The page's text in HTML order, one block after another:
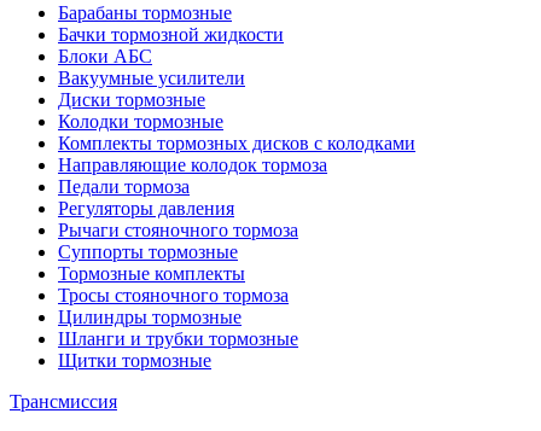
Барабаны тормозные
Бачки тормозной жидкости
Блоки АБС
Вакуумные усилители
Диски тормозные
Колодки тормозные
Комплекты тормозных дисков с колодками
Направляющие колодок тормоза
Педали тормоза
Регуляторы давления
Рычаги стояночного тормоза
Суппорты тормозные
Тормозные комплекты
Тросы стояночного тормоза
Цилиндры тормозные
Шланги и трубки тормозные
Щитки тормозные
Трансмиссия